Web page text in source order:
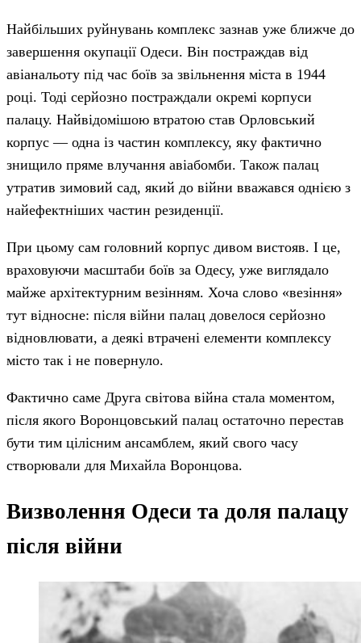
Найбільших руйнувань комплекс зазнав уже ближче до
завершення окупації Одеси. Він постраждав від
авіанальоту під час боїв за звільнення міста в 1944
році. Тоді серйозно постраждали окремі корпуси
палацу. Найвідомішою втратою став Орловський
корпус — одна із частин комплексу, яку фактично
знищило пряме влучання авіабомби. Також палац
утратив зимовий сад, який до війни вважався однією з
найефектніших частин резиденції.
При цьому сам головний корпус дивом вистояв. І це,
враховуючи масштаби боїв за Одесу, уже виглядало
майже архітектурним везінням. Хоча слово «везіння»
тут відносне: після війни палац довелося серйозно
відновлювати, а деякі втрачені елементи комплексу
місто так і не повернуло.
Фактично саме Друга світова війна стала моментом,
після якого Воронцовський палац остаточно перестав
бути тим цілісним ансамблем, який свого часу
створювали для Михайла Воронцова.
Визволення Одеси та доля палацу
після війни